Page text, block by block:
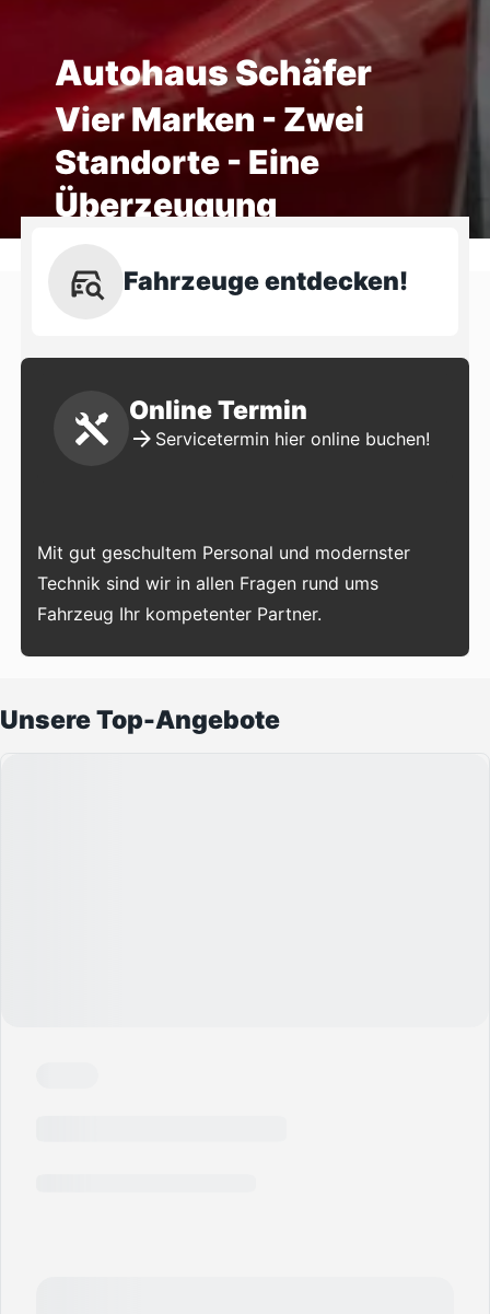
Autohaus Schäfer
Vier Marken - Zwei
Standorte - Eine
Überzeugung
Fahrzeuge entdecken!
Online Termin
Servicetermin hier online buchen!
Mit gut geschultem Personal und modernster
Technik sind wir in allen Fragen rund ums
Fahrzeug Ihr kompetenter Partner.
Unsere Top-Angebote